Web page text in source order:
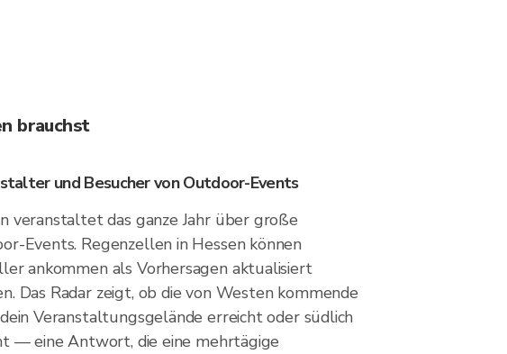
brauchst
und Besucher von Outdoor-Events
veranstaltet das ganze Jahr über große
Events. Regenzellen in Hessen können
ankommen als Vorhersagen aktualisiert
Das Radar zeigt, ob die von Westen kommende
Veranstaltungsgelände erreicht oder südlich
— eine Antwort, die eine mehrtägige